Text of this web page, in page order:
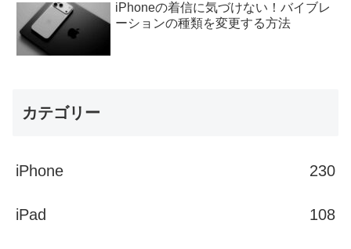
iPhoneの着信に気づけない！バイブレ
ーションの種類を変更する方法
カテゴリー
iPhone 230
iPad 108